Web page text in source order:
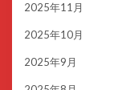
2025年11月
2025年10月
2025年9月